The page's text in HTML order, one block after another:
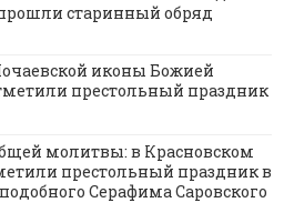
старинный обряд
иконы Божией
престольный праздник
молитвы: в Красновском
престольный праздник в
Серафима Саровского